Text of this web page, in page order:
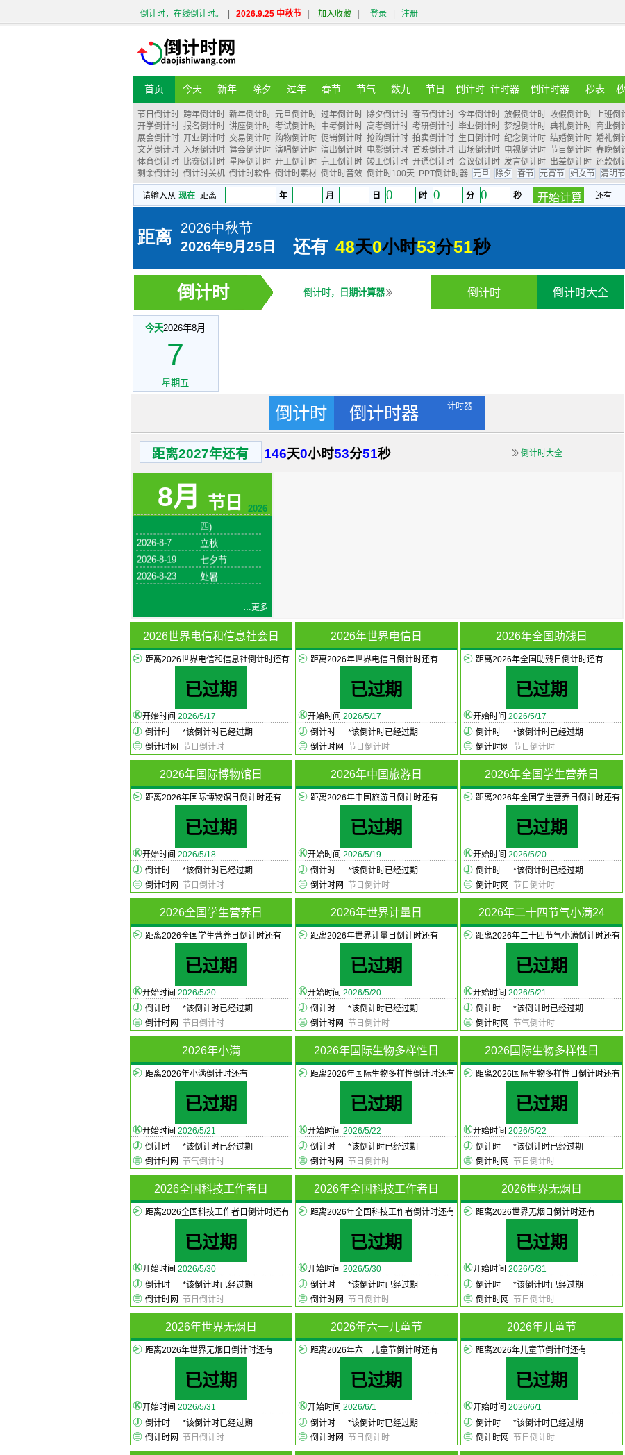
倒计时，在线倒计时。 2026.9.25 中秋节 加入收藏 登录 注册
首页 今天 新年 除夕 过年 春节 节气 数九 节日 倒计时 计时器 倒计时器 秒表
节日倒计时 跨年倒计时 新年倒计时 元旦倒计时 过年倒计时 除夕倒计时 春节倒计时 今年倒计时 放假倒计时 收假倒计时 上班倒
开学倒计时 报名倒计时 讲座倒计时 考试倒计时 中考倒计时 高考倒计时 考研倒计时 毕业倒计时 梦想倒计时 典礼倒计时 商业倒
展会倒计时 开业倒计时 交易倒计时 购物倒计时 促销倒计时 抢购倒计时 拍卖倒计时 生日倒计时 纪念倒计时 结婚倒计时 婚礼倒
文艺倒计时 入场倒计时 舞会倒计时 演唱倒计时 演出倒计时 电影倒计时 首映倒计时 出场倒计时 电视倒计时 节目倒计时 春晚倒
体育倒计时 比赛倒计时 星座倒计时 开工倒计时 完工倒计时 竣工倒计时 开通倒计时 会议倒计时 发言倒计时 出差倒计时 还款倒
剩余倒计时 倒计时关机 倒计时软件 倒计时素材 倒计时音效 倒计时100天 PPT倒计时器 元旦 除夕 春节 元宵节 妇女节 清明节
倒计时 倒计时， 日期计算器 倒计时 倒计时大全
今天2026年8月
7
星期五
倒计时 倒计时器 计时器
距离2027年还有 146天0小时53分50秒 倒计时大全
8月 节日 2026
2026-8-6
(农历六月二十
立秋
2026-8-19
七夕节
2026-8-23
处暑
2026-8-27
中元节
…更多
2026世界电信和信息社会日
距离2026世界电信和信息社倒计时还有
已过期
开始时间 2026/5/17
倒计时
*该倒计时已经过期
倒计时网
节日倒计时
2026年世界电信日
距离2026年世界电信日倒计时还有
已过期
开始时间 2026/5/17
倒计时
*该倒计时已经过期
倒计时网
节日倒计时
2026年全国助残日
距离2026年全国助残日倒计时还有
已过期
开始时间 2026/5/17
倒计时
*该倒计时已经过期
倒计时网
节日倒计时
2026年国际博物馆日
距离2026年国际博物馆日倒计时还有
已过期
开始时间 2026/5/18
倒计时
*该倒计时已经过期
倒计时网
节日倒计时
2026年中国旅游日
距离2026年中国旅游日倒计时还有
已过期
开始时间 2026/5/19
倒计时
*该倒计时已经过期
倒计时网
节日倒计时
2026年全国学生营养日
距离2026年全国学生营养日倒计时还有
已过期
开始时间 2026/5/20
倒计时
*该倒计时已经过期
倒计时网
节日倒计时
2026全国学生营养日
距离2026全国学生营养日倒计时还有
已过期
开始时间 2026/5/20
倒计时
*该倒计时已经过期
倒计时网
节日倒计时
2026年世界计量日
距离2026年世界计量日倒计时还有
已过期
开始时间 2026/5/20
倒计时
*该倒计时已经过期
倒计时网
节日倒计时
2026年二十四节气小满24
距离2026年二十四节气小满倒计时还有
已过期
开始时间 2026/5/21
倒计时
*该倒计时已经过期
倒计时网
节气倒计时
2026年小满
距离2026年小满倒计时还有
已过期
开始时间 2026/5/21
倒计时
*该倒计时已经过期
倒计时网
节气倒计时
2026年国际生物多样性日
距离2026年国际生物多样性倒计时还有
已过期
开始时间 2026/5/22
倒计时
*该倒计时已经过期
倒计时网
节日倒计时
2026国际生物多样性日
距离2026国际生物多样性日倒计时还有
已过期
开始时间 2026/5/22
倒计时
*该倒计时已经过期
倒计时网
节日倒计时
2026全国科技工作者日
距离2026全国科技工作者日倒计时还有
已过期
开始时间 2026/5/30
倒计时
*该倒计时已经过期
倒计时网
节日倒计时
2026年全国科技工作者日
距离2026年全国科技工作者倒计时还有
已过期
开始时间 2026/5/30
倒计时
*该倒计时已经过期
倒计时网
节日倒计时
2026世界无烟日
距离2026世界无烟日倒计时还有
已过期
开始时间 2026/5/31
倒计时
*该倒计时已经过期
倒计时网
节日倒计时
2026年世界无烟日
距离2026年世界无烟日倒计时还有
已过期
开始时间 2026/5/31
倒计时
*该倒计时已经过期
倒计时网
节日倒计时
2026年六一儿童节
距离2026年六一儿童节倒计时还有
已过期
开始时间 2026/6/1
倒计时
*该倒计时已经过期
倒计时网
节日倒计时
2026年儿童节
距离2026年儿童节倒计时还有
已过期
开始时间 2026/6/1
倒计时
*该倒计时已经过期
倒计时网
节日倒计时